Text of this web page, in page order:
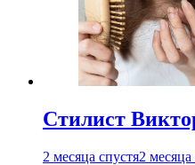
Стилист
2 месяца спустя2 месяца